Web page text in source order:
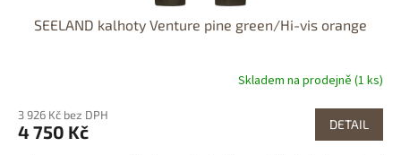
SEELAND kalhoty Venture pine green/Hi-vis orange
Skladem na prodejně (1 ks)
3 926 Kč bez DPH
4 750 Kč DETAIL